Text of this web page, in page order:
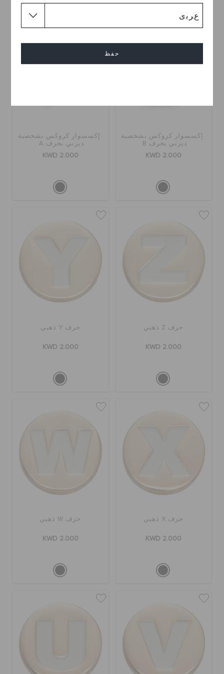
حفظ
إكسسوار كروكس بشخصية
ديزني بحرف B
KWD 2.000
إكسسوار كروكس بشخصية
ديزني بحرف A
KWD 2.000
حرف Z ذهبي
KWD 2.000
حرف Y ذهبي
KWD 2.000
حرف X ذهبي
KWD 2.000
حرف W ذهبي
KWD 2.000